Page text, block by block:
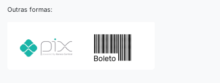
Outras formas: